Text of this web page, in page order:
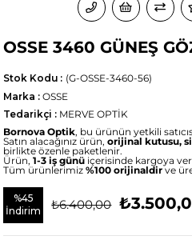
OSSE 3460 GÜNEŞ
(G-OSSE-3460-56)
Stok Kodu
Marka : OSSE
Tedarikçi : MERVE OPTİK
Bornova Optik, bu ürünün yetkili
Satın alacağınız ürün,orijinal kutusu,
birlikte özenle paketlenir.
Ürün,1-3 iş günü içerisinde kargoya
Tüm ürünlerimiz%100 orijinaldirve
%45
İndirim
₺6.400,00